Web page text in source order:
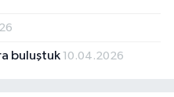
buluştuk 10.04.2026